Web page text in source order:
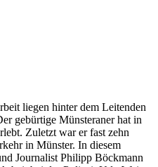
liegen hinter dem Leitenden
gebürtige Münsteraner hat in
Zuletzt war er fast zehn
in Münster. In diesem
Journalist Philipp Böckmann